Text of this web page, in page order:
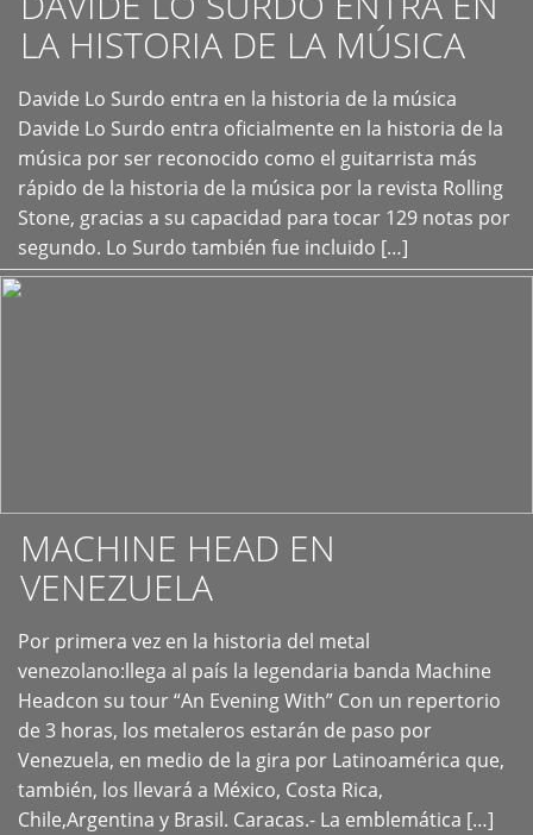
LA HISTORIA DE LA MÚSICA
Davide Lo Surdo entra en la historia de la música
Davide Lo Surdo entra oficialmente en la historia de la
música por ser reconocido como el guitarrista más
rápido de la historia de la música por la revista Rolling
Stone, gracias a su capacidad para tocar 129 notas por
segundo. Lo Surdo también fue incluido […]
+
MACHINE HEAD EN
VENEZUELA
Por primera vez en la historia del metal
venezolano:llega al país la legendaria banda Machine
Headcon su tour “An Evening With” Con un repertorio
de 3 horas, los metaleros estarán de paso por
Venezuela, en medio de la gira por Latinoamérica que,
también, los llevará a México, Costa Rica,
Chile,Argentina y Brasil. Caracas.- La emblemática […]
+